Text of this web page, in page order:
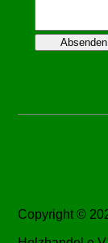
Absenden
Copyright ©